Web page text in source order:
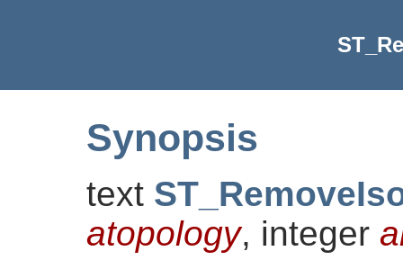
Synopsis
text
atopology, integer